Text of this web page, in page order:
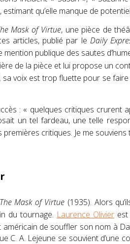
estimant qu’elle manque de potentiel
Mask of Virtue, une pièce de
articles, publié par le Daily
mention publique des sautes
de la pièce et lui propose un
sa voix est trop fluette pour se
: « quelques critiques crurent
un tel fardeau, une telle
critiques. Je me
The Mask of Virtue (1935). Alors
du tournage. Laurence Olivier est
de souffler son nom à
C. A. Lejeune se souvient d’une